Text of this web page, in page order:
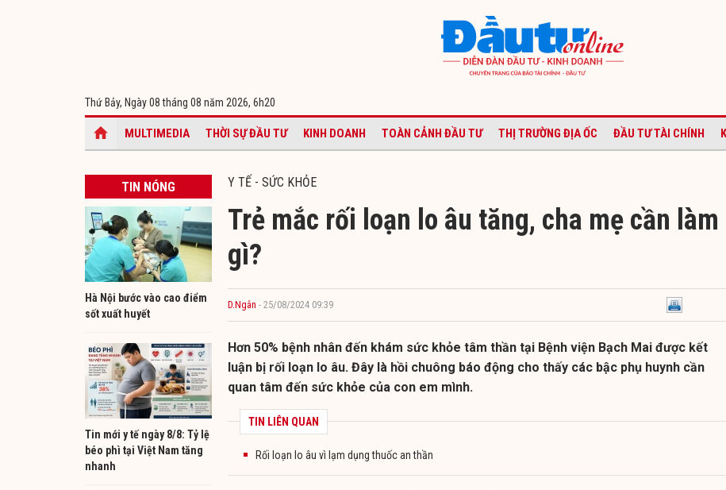
Thứ Bảy, Ngày 08 tháng 08 năm 2026, 6h20
MULTIMEDIA THỜI SỰ ĐẦU TƯ KINH DOANH TOÀN CẢNH ĐẦU TƯ THỊ TRƯỜNG ĐỊA ỐC ĐẦU TƯ TÀI CHÍNH
TIN NÓNG
Hà Nội bước vào cao điểm
sốt xuất huyết
Tin mới y tế ngày 8/8: Tỷ lệ
béo phì tại Việt Nam tăng
nhanh
Y TẾ - SỨC KHỎE
Trẻ mắc rối loạn lo âu tăng, cha mẹ cần làm
gì?
D.Ngân - 25/08/2024 09:39
Hơn 50% bệnh nhân đến khám sức khỏe tâm thần tại Bệnh viện Bạch Mai được kết
luận bị rối loạn lo âu. Đây là hồi chuông báo động cho thấy các bậc phụ huynh cần
quan tâm đến sức khỏe của con em mình.
TIN LIÊN QUAN
Rối loạn lo âu vì lạm dụng thuốc an thần